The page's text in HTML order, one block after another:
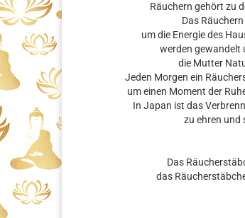
Räuchern gehört zu
Das
um die Energie des
werden gewandelt
die Mutter
Jeden Morgen ein
um einen Moment der
In Japan ist das
zu ehren und
Das
das